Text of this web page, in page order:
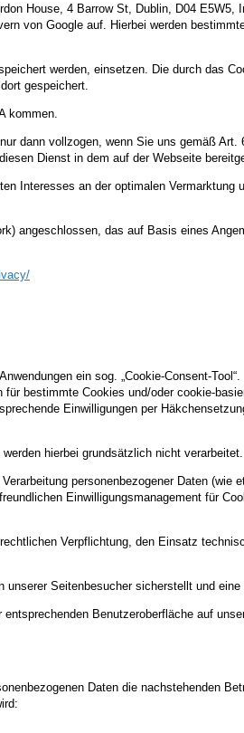
House, 4 Barrow St, Dublin, D04 E5W5,
von Google auf. Hierbei werden
werden, einsetzen. Die durch das
gespeichert.
kommen.
dann vollzogen, wenn Sie uns gemäß
Dienst in dem auf der Webseite
Interesses an der optimalen Vermarktung
angeschlossen, das auf Basis eines
/
ein sog. „Cookie-Consent-Tool“.
bestimmte Cookies und/oder cookie-
Einwilligungen per
hierbei grundsätzlich nicht verarbeitet.
personenbezogener Daten (wie
Einwilligungsmanagement für
Verpflichtung, den Einsatz
Seitenbesucher sicherstellt und
Benutzeroberfläche auf
Daten die nachstehenden